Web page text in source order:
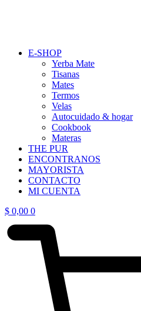
E-SHOP
Yerba Mate
Tisanas
Mates
Termos
Velas
Autocuidado & hogar
Cookbook
Materas
THE PUR
ENCONTRANOS
MAYORISTA
CONTACTO
MI CUENTA
$ 0,00 0